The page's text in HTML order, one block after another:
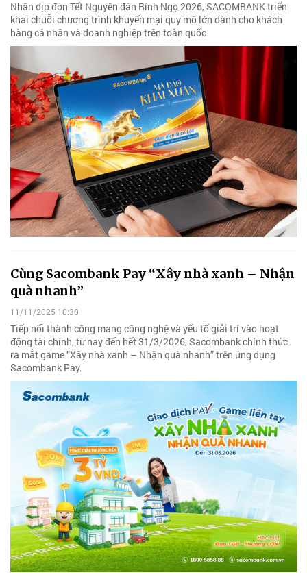
Nhân dịp đón Tết Nguyên đán Bính Ngọ 2026, SACOMBANK triển
khai chuỗi chương trình khuyến mại quy mô lớn dành cho khách
hàng cá nhân và doanh nghiệp trên toàn quốc.
Cùng Sacombank Pay “Xây nhà xanh – Nhận
quà nhanh”
11/11/2025 10:30
Tiếp nối thành công mang công nghệ và yếu tố giải trí vào hoạt
động tài chính, từ nay đến hết 31/3/2026, Sacombank chính thức
ra mắt game “Xây nhà xanh – Nhận quà nhanh” trên ứng dụng
Sacombank Pay.